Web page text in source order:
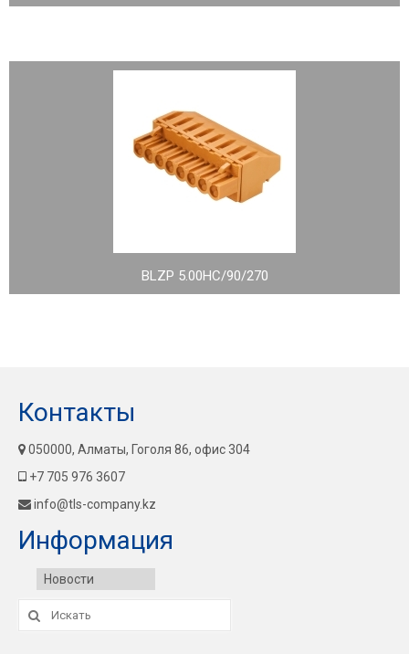
BLZP 5.00HC/90/270
Контакты
050000, Алматы, Гоголя 86, офис 304
+7 705 976 3607
info@tls-company.kz
Информация
Новости
Искать: